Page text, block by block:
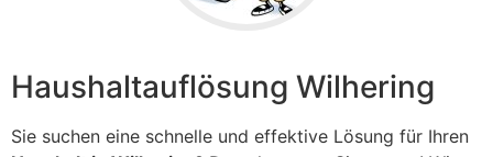
Haushaltauflösung Wilhering
Sie suchen eine schnelle und effektive Lösung für Ihren